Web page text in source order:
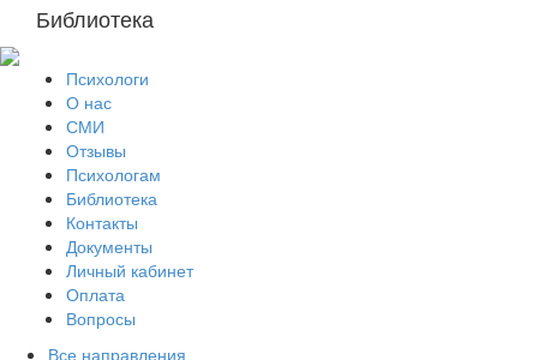
Библиотека
Психологи
О нас
СМИ
Отзывы
Психологам
Библиотека
Контакты
Документы
Личный кабинет
Оплата
Вопросы
Все направления